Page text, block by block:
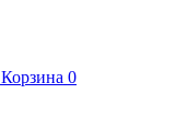
Корзина 0